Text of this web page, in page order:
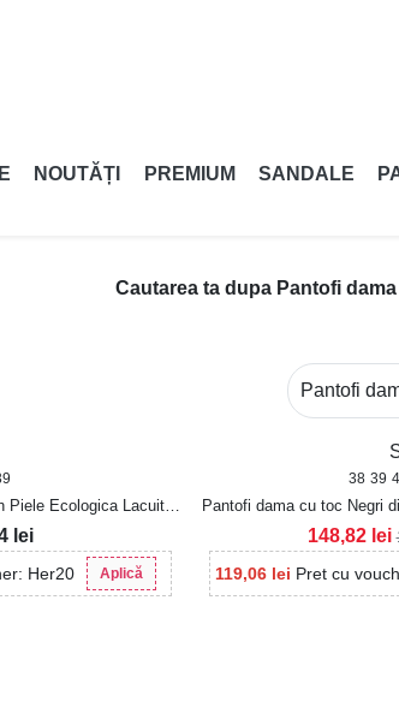
NOUTĂȚI PREMIUM SANDALE
Cautarea ta dupa Pantofi
Ecologica Lacuita
Her20 Aplică
lei
38 39
Pantofi dama cu toc Negri
119,06 lei Pret cu
148,82 lei